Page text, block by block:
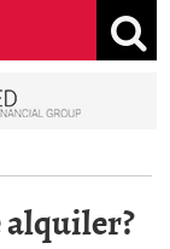
alquiler?